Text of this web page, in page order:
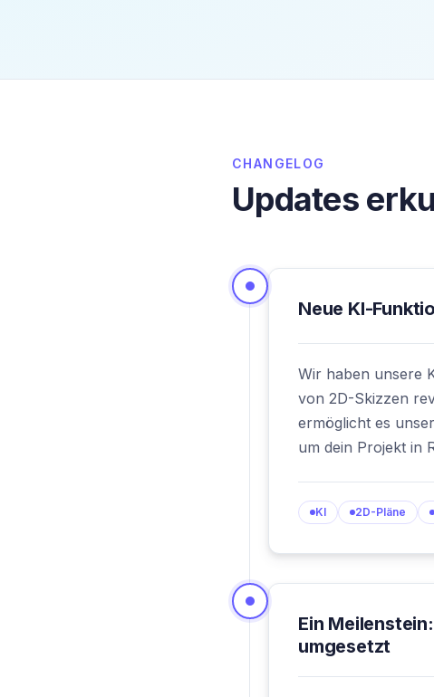
CHANGELOG
Updates
Neue KI-
Wir haben unsere
von 2D-Skizzen
ermöglicht es
um dein Projekt in
KI 2D-Pläne
Ein
umgesetzt